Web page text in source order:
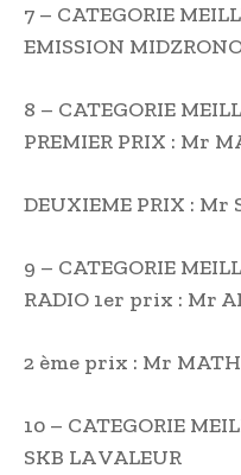
7 – CATEGORIE
EMISSION
8 – CATEGORIE
PREMIER PRIX : Mr
DEUXIEME PRIX : Mr
9 – CATEGORIE
RADIO 1er prix : Mr
2 ème prix : Mr
10 – CATEGORIE
SKB LA VALEUR